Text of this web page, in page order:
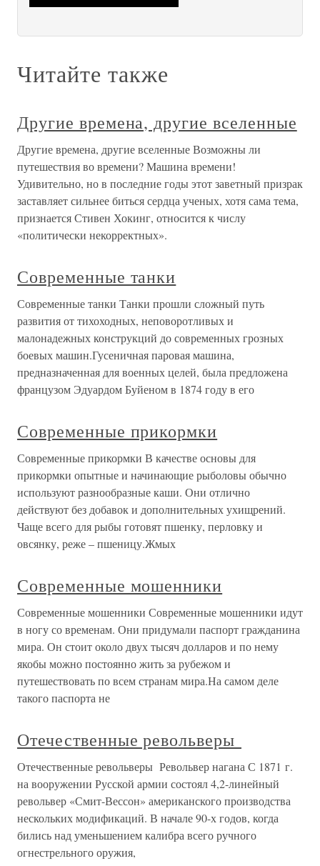
Читайте также
Другие времена, другие вселенные
Другие времена, другие вселенные Возможны ли
путешествия во времени? Машина времени!
Удивительно, но в последние годы этот заветный призрак
заставляет сильнее биться сердца ученых, хотя сама тема,
признается Стивен Хокинг, относится к числу
«политически некорректных».
Современные танки
Современные танки Танки прошли сложный путь
развития от тихоходных, неповоротливых и
малонадежных конструкций до современных грозных
боевых машин.Гусеничная паровая машина,
предназначенная для военных целей, была предложена
французом Эдуардом Буйеном в 1874 году в его
Современные прикормки
Современные прикормки В качестве основы для
прикормки опытные и начинающие рыболовы обычно
используют разнообразные каши. Они отлично
действуют без добавок и дополнительных ухищрений.
Чаще всего для рыбы готовят пшенку, перловку и
овсянку, реже – пшеницу.Жмых
Современные мошенники
Современные мошенники Современные мошенники идут
в ногу со временам. Они придумали паспорт гражданина
мира. Он стоит около двух тысяч долларов и по нему
якобы можно постоянно жить за рубежом и
путешествовать по всем странам мира.На самом деле
такого паспорта не
Отечественные револьверы
Отечественные револьверы Револьвер нагана С 1871 г.
на вооружении Русской армии состоял 4,2-линейный
револьвер «Смит-Вессон» американского производства
нескольких модификаций. В начале 90-х годов, когда
бились над уменьшением калибра всего ручного
огнестрельного оружия,